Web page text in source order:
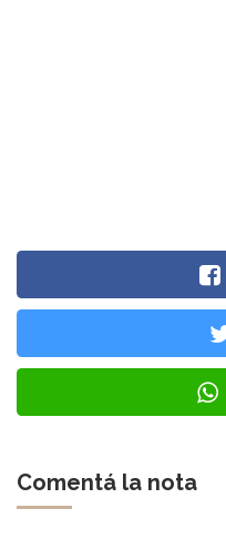
Comentá la nota